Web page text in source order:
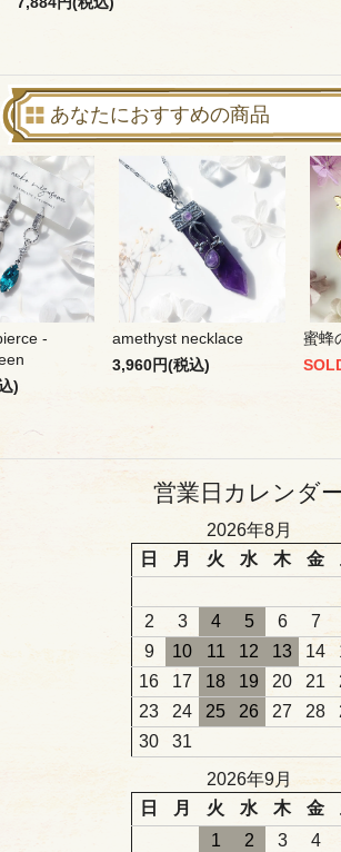
あなたにおすすめの商品
-
)
amethyst necklace
3,960円(税込)
蜜蜂
営業日カレンダ
2026年8月
日
月 火 水 木 金
2
3 4 5 6 7
9
10 11 12 13 14
16
17 18 19 20 21
23
24 25 26 27 28
30
31
2026年9月
日
月 火 水 木 金
1
2 3 4